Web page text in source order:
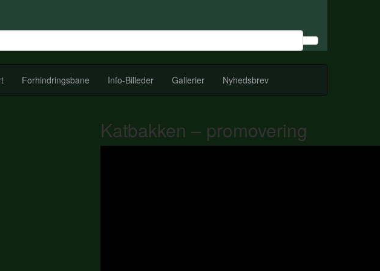
Forhindringsbane Info-Billeder Gallerier Nyhedsbrev
Katbakken – promovering